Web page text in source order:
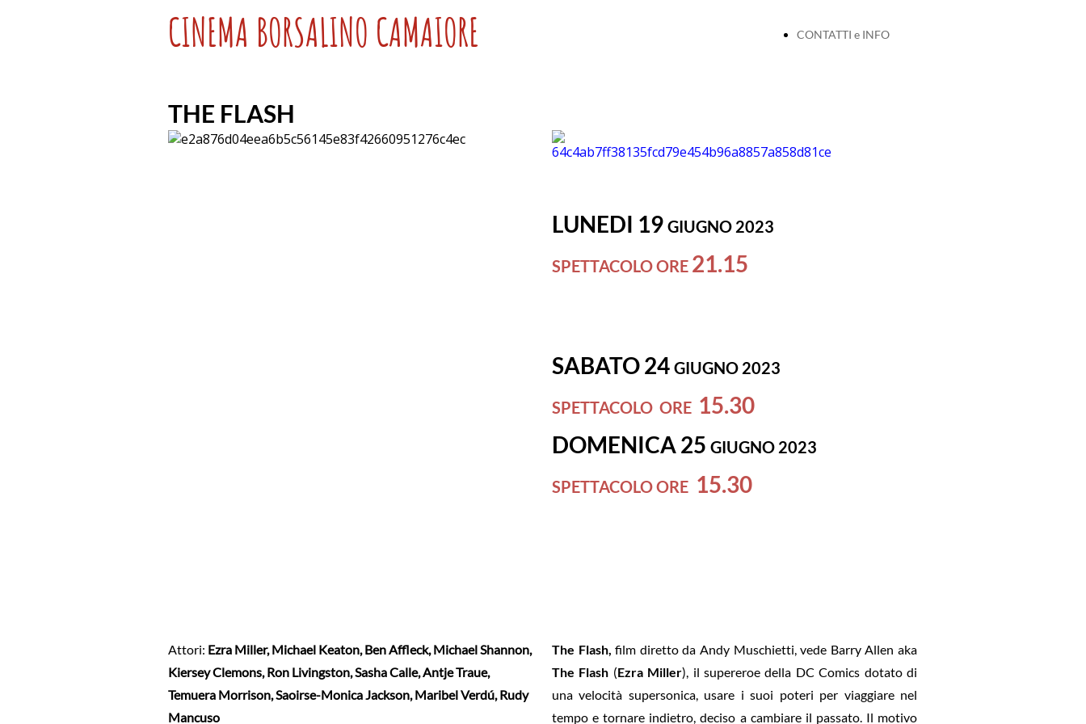
CONTATTI e INFO
CINEMA BORSALINO CAMAIORE
THE FLASH
LUNEDI 19 GIUGNO 2023
SPETTACOLO ORE 21.15
SABATO 24 GIUGNO 2023
SPETTACOLO ORE 15.30
DOMENICA 25 GIUGNO 2023
SPETTACOLO ORE 15.30
Attori: Ezra Miller,Michael Keaton,Ben Affleck,Michael Shannon,
Kiersey Clemons,Ron Livingston,Sasha Calle,Antje Traue,
Temuera Morrison,Saoirse-Monica Jackson,Maribel Verdú,Rudy
Mancuso
The Flash, film diretto da Andy Muschietti, vede Barry Allen aka
The Flash (Ezra Miller), il supereroe della DC Comics dotato di
una velocità supersonica, usare i suoi poteri per viaggiare nel
tempo e tornare indietro, deciso a cambiare il passato. Il motivo